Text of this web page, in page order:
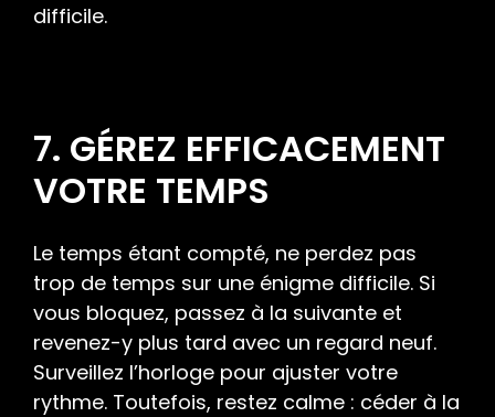
difficile.
7. GÉREZ EFFICACEMENT
VOTRE TEMPS
Le temps étant compté, ne perdez pas
trop de temps sur une énigme difficile. Si
vous bloquez, passez à la suivante et
revenez-y plus tard avec un regard neuf.
Surveillez l’horloge pour ajuster votre
rythme. Toutefois, restez calme : céder à la